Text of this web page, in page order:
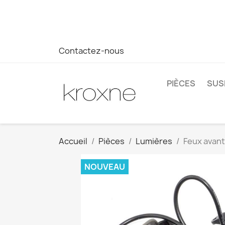
Contactez-nous
PIÈCES
Accueil Pièces Lumières Feux
NOUVEAU